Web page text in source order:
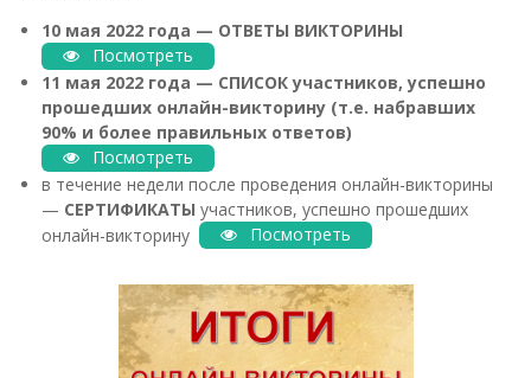
10 мая 2022 года — ОТВЕТЫ ВИКТОРИНЫ
Посмотреть
11 мая 2022 года — СПИСОК участников, успешно
прошедших онлайн-викторину (т.е. набравших
90% и более правильных ответов)
Посмотреть
в течение недели после проведения онлайн-викторины
— СЕРТИФИКАТЫ участников, успешно прошедших
онлайн-викторину
Посмотреть